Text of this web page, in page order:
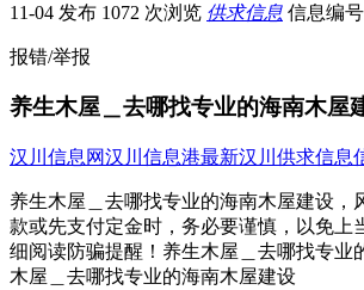
11-04 发布 1072 次浏览 供求信息 信息编
报错/举报
养生木屋＿去哪找专业的海南木屋
汉川信息网汉川信息港最新汉川供求信息
养生木屋＿去哪找专业的海南木屋建设，
款或先支付定金时，务必要谨慎，以免上
细阅读防骗提醒！养生木屋＿去哪找专业
木屋＿去哪找专业的海南木屋建设